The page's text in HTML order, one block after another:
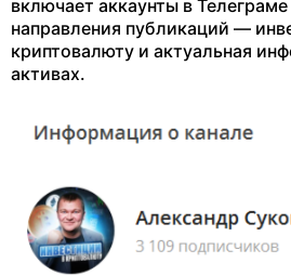
включает аккаунты в
направления публикаций —
криптовалюту и актуальная
активах.